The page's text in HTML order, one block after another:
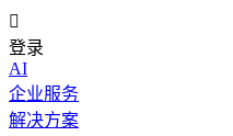

登录
AI
企业服务
解决方案